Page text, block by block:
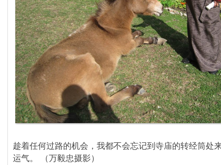
趁着任何过路的机会，我都不会忘记到寺庙的转经筒处
运气。 （万毅忠摄影）